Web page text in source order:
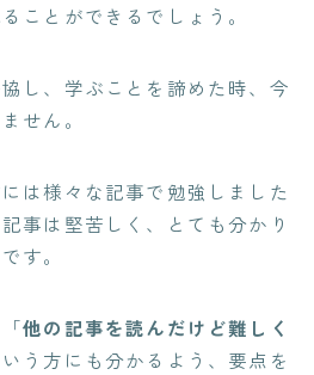
ことができるでしょう。
し、学ぶことを諦めた時、今
せん。
は様々な記事で勉強しました
事は堅苦しく、とても分かり
す。
他の記事を読んだけど難しく
いう方にも分かるよう、要点を